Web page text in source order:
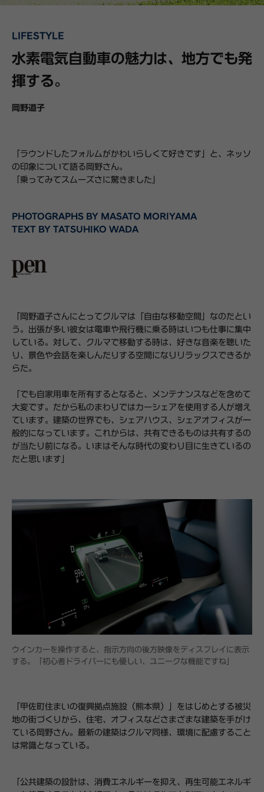
LIFESTYLE
水素電気自動車の魅力は、地方でも発
揮する。
岡野道子
「ラウンドしたフォルムがかわいらしくて好きです」と、ネッソ
の印象について語る岡野さん。
「乗ってみてスムーズさに驚きました」
PHOTOGRAPHS BY MASATO MORIYAMA
TEXT BY TATSUHIKO WADA
「岡野道子さんにとってクルマは「自由な移動空間」なのだとい
う。出張が多い彼女は電車や飛行機に乗る時はいつも仕事に集中
している。対して、クルマで移動する時は、好きな音楽を聴いた
り、景色や会話を楽しんだりする空間になりリラックスできるか
らだ。
「でも自家用車を所有するとなると、メンテナンスなどを含めて
大変です。だから私のまわりではカーシェアを使用する人が増え
ています。建築の世界でも、シェアハウス、シェアオフィスが一
般的になっています。これからは、共有できるものは共有するの
が当たり前になる。いまはそんな時代の変わり目に生きているの
だと思います」
ウインカーを操作すると、指示方向の後方映像をディスプレイに表示
する。「初心者ドライバーにも優しい、ユニークな機能ですね」
「甲佐町住まいの復興拠点施設（熊本県）」をはじめとする被災
地の街づくりから、住宅、オフィスなどさまざまな建築を手がけ
ている岡野さん。最新の建築はクルマ同様、環境に配慮すること
は常識となっている。
「公共建築の設計は、消費エネルギーを抑え、再生可能エネルギ